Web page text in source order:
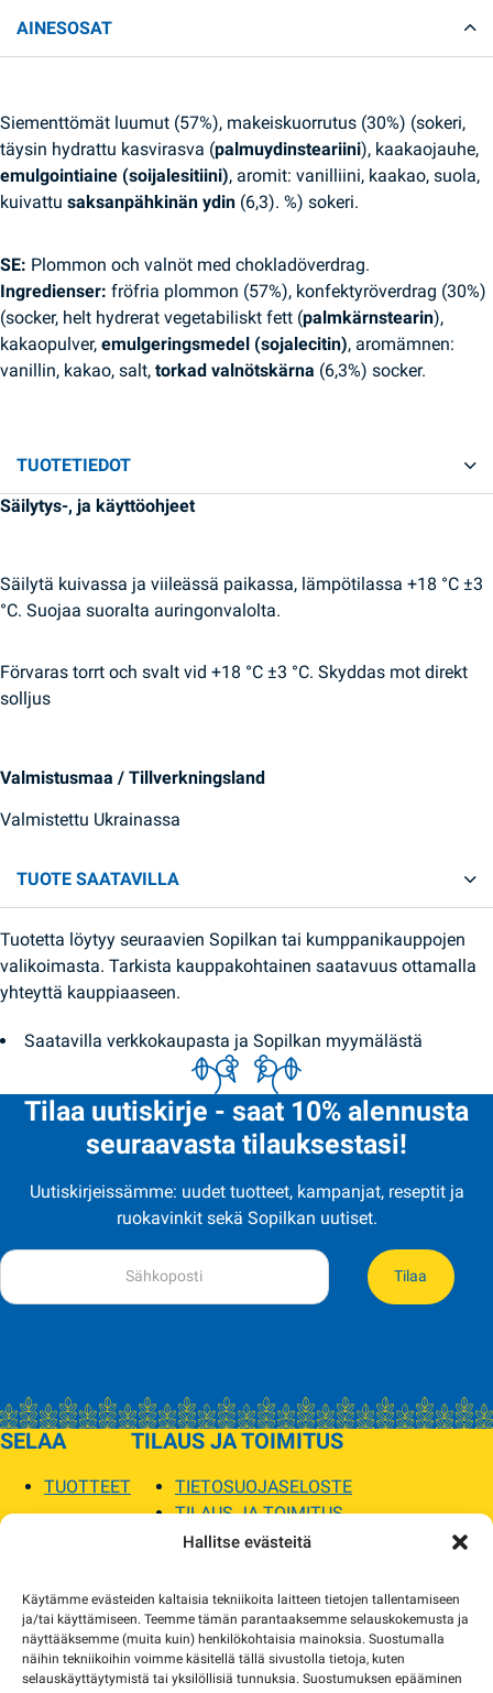
Hallitse evästeitä
Käytämme evästeiden kaltaisia tekniikoita laitteen tietojen tallentamiseen
ja/tai käyttämiseen. Teemme tämän parantaaksemme selauskokemusta ja
näyttääksemme (muita kuin) henkilökohtaisia mainoksia. Suostumalla
näihin tekniikoihin voimme käsitellä tällä sivustolla tietoja, kuten
selauskäyttäytymistä tai yksilöllisiä tunnuksia. Suostumuksen epääminen
AINESOSAT
Siementtömät luumut (57%), makeiskuorrutus (30%) (sokeri,
täysin hydrattu kasvirasva (palmuydinsteariini), kaakaojauhe,
emulgointiaine (soijalesitiini), aromit: vanilliini, kaakao, suola,
kuivattu saksanpähkinän ydin (6,3). %) sokeri.
SE: Plommon och valnöt med chokladöverdrag.
Ingredienser: fröfria plommon (57%), konfektyröverdrag (30%)
(socker, helt hydrerat vegetabiliskt fett (palmkärnstearin),
kakaopulver, emulgeringsmedel (sojalecitin), aromämnen:
vanillin, kakao, salt, torkad valnötskärna (6,3%) socker.
TUOTETIEDOT
Säilytys-, ja käyttöohjeet
Säilytä kuivassa ja viileässä paikassa, lämpötilassa +18 °C ±3
°C. Suojaa suoralta auringonvalolta.
Förvaras torrt och svalt vid +18 °C ±3 °C. Skyddas mot direkt
solljus
Valmistusmaa / Tillverkningsland
Valmistettu Ukrainassa
TUOTE SAATAVILLA
Tuotetta löytyy seuraavien Sopilkan tai kumppanikauppojen
valikoimasta. Tarkista kauppakohtainen saatavuus ottamalla
yhteyttä kauppiaaseen.
Saatavilla verkkokaupasta ja Sopilkan myymälästä
Tilaa uutiskirje - saat 10% alennusta
seuraavasta tilauksestasi!
Uutiskirjeissämme: uudet tuotteet, kampanjat, reseptit ja
ruokavinkit sekä Sopilkan uutiset.
Tilaa
SELAA
TUOTTEET
TILAUS JA TOIMITUS
TIETOSUOJASELOSTE
TILAUS JA TOIMITUS
TOIMITUSEHDOT
MYYMÄLÄT JA YHTEYSTIEDOT
USEIN KYSYTYT
AJANKOHTAISTA